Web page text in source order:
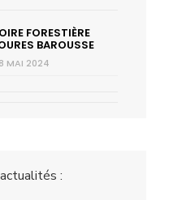
FORESTIÈRE
BAROUSSE
MAI 2024
: